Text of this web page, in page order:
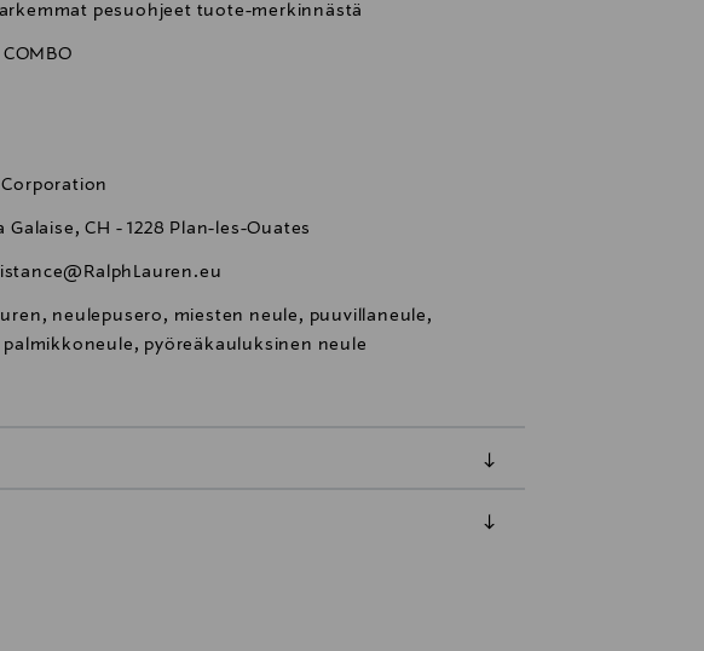
pesuohjeet tuote-merkinnästä
COMBO
Galaise, CH - 1228 Plan-les-Ouates
neulepusero, miesten neule, puuvillaneule,
palmikkoneule, pyöreäkauluksinen neule